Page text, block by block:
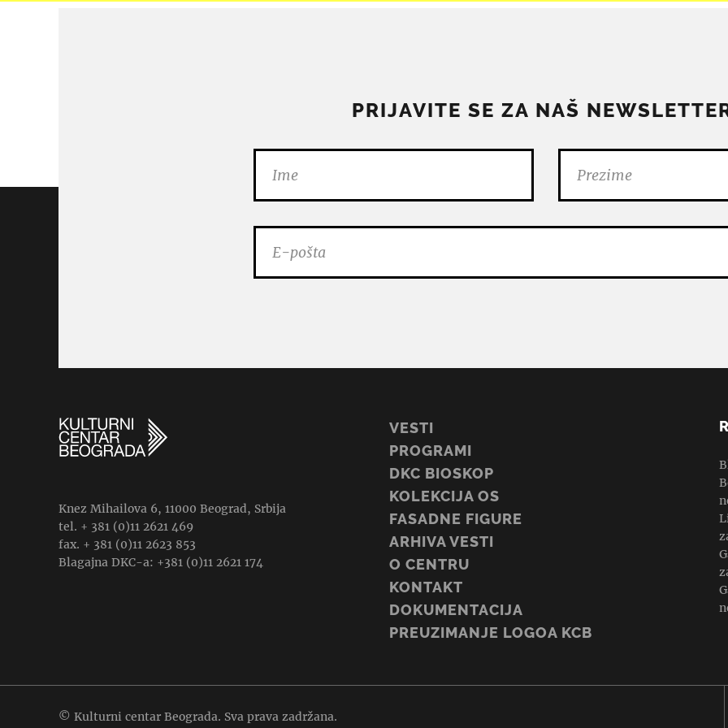
PRIJAVITE SE ZA NAŠ
Knez Mihailova 6, 11000 Beograd, Srbija
tel. + 381 (0)11 2621 469
fax. + 381 (0)11 2623 853
Blagajna DKC-a: +381 (0)11 2621 174
VESTI
PROGRAMI
DKC BIOSKOP
KOLEKCIJA OS
FASADNE FIGURE
ARHIVA VESTI
O CENTRU
KONTAKT
DOKUMENTACIJA
PREUZIMANJE LOGOA KCB
© Kulturni centar Beograda. Sva prava zadržana.